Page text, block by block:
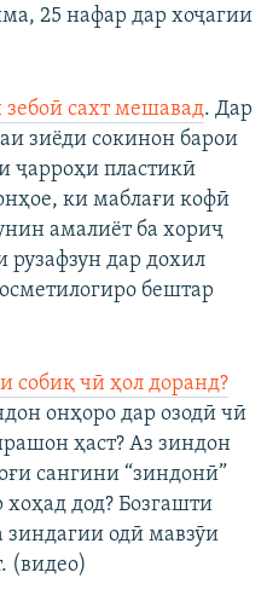
25 нафар дар хоҷагии
сахт мешавад. Дар
зиёди сокинон барои
ҷарроҳи пластикӣ
ки маблағи кофӣ
амалиёт ба хориҷ
дар дохил
бештар
собиқ чӣ ҳол доранд?
онҳоро дар озодӣ чӣ
ҳаст? Аз зиндон
сангини “зиндонӣ”
дод? Бозгашти
зиндагии одӣ мавзӯи
(видео)